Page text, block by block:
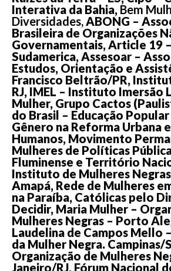
Interativa da Bahia, Bem
Diversidades, ABONG –
Brasileira de Organizações
Governamentais, Article 19
Sudamerica, Assesoar –
Estudos, Orientação e
Francisco Beltrão/PR,
RJ, IMEL – Instituto Imersão
Mulher, Grupo Cactos
do Brasil – Educação
Gênero na Reforma Urbana
Humanos, Movimento
Mulheres de Políticas
Fluminense e Território
Instituto de Mulheres
Amapá, Rede de Mulheres
na Paraíba, Católicas pelo
Decidir, Maria Mulher –
Mulheres Negras – Porto
Laudelina de Campos Mello
da Mulher Negra. Campinas/
Organização de Mulheres
Janeiro/RJ, Fórum Nacional